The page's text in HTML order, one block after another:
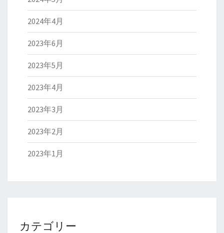
2024年4月
2023年6月
2023年5月
2023年4月
2023年3月
2023年2月
2023年1月
カテゴリー